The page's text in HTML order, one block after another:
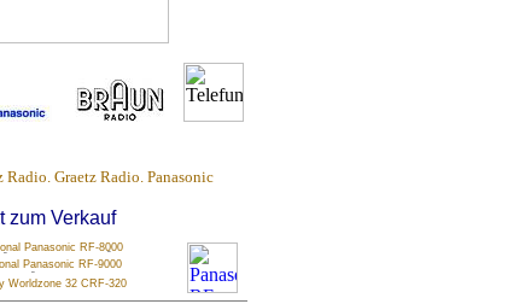
Graetz Radio. Panasonic
zum Verkauf
Panasonic RF-8000
Panasonic RF-9000
Worldzone 32 CRF-320